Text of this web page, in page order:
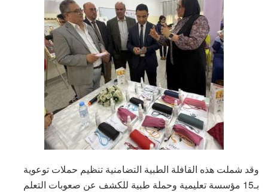
وقد شملت هذه القافلة الطبية التضامنية تنظيم حملات توعوية
بـ15 مؤسسة تعليمية وحملة طبية للكشف عن صعوبات التعلم